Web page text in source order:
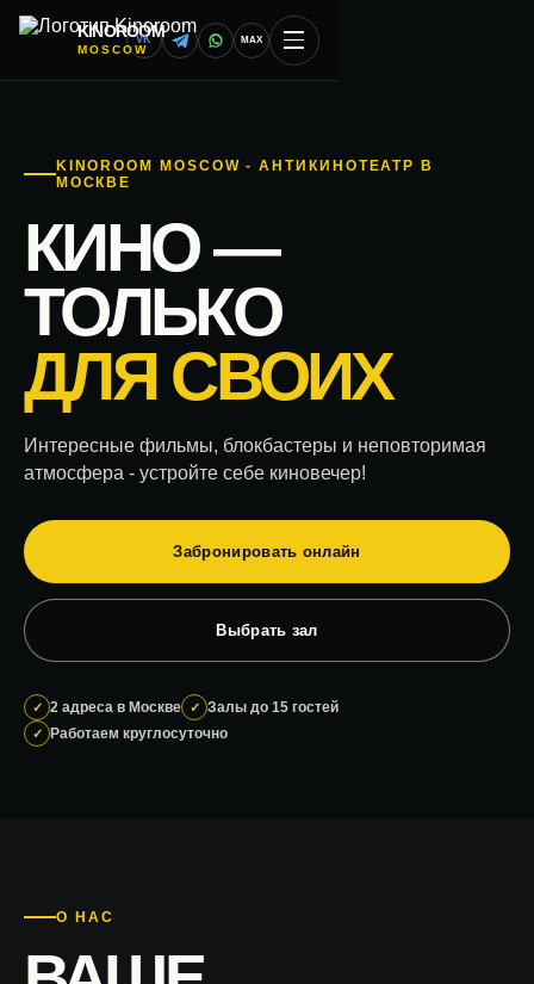
KINOROOM
MOSCOW
VK MAX
KINOROOM MOSCOW - АНТИКИНОТЕАТР В
МОСКВЕ
КИНО —
ТОЛЬКО
ДЛЯ СВОИХ
Интересные фильмы, блокбастеры и неповторимая
атмосфера - устройте себе киновечер!
Забронировать онлайн
Выбрать зал
2 адреса в Москве
Залы до 15 гостей
Работаем круглосуточно
О НАС